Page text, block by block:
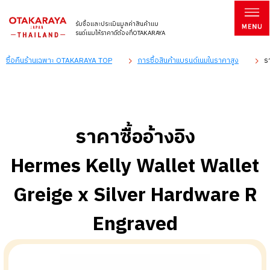
รับซื้อและประเมินมูลค่าสินค้าแบ
รนด์เนมให้ราคาดีต้องที่OTAKARAYA
ซื้อคืนร้านเฉพาะ OTAKARAYA TOP การซื้อสินค้าแบรนด์เนมในราคาสูง
ราคาซื้ออ้างอิง
Hermes Kelly Wallet Wallet
Greige x Silver Hardware R
Engraved